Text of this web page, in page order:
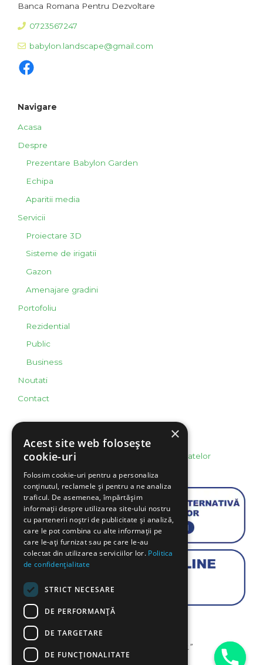
Banca Romana Pentru Dezvoltare
0723567247
babylon.landscape@gmail.com
Facebook
Navigare
Acasa
Despre
Prezentare Babylon Garden
Echipa
Aparitii media
Servicii
Proiectare 3D
Sisteme de irigatii
Gazon
Amenajare gradini
Portofoliu
Rezidential
Public
Business
Noutati
Contact
Politica de confidentialitate si protectie a datelor
Politica Cookie
“To plant a garden is to believe in tomorrow.”
×
Acest site web folosește
cookie-uri
Folosim cookie-uri pentru a personaliza
conținutul, reclamele și pentru a ne analiza
traficul. De asemenea, împărtășim
informații despre utilizarea site-ului nostru
cu partenerii noștri de publicitate și analiză,
care le pot combina cu alte informații pe
care le-ați furnizat sau pe care le-au
colectat din utilizarea serviciilor lor. Politica
de confidențialitate
STRICT NECESARE
DE PERFORMANȚĂ
DE TARGETARE
DE FUNCŢIONALITATE